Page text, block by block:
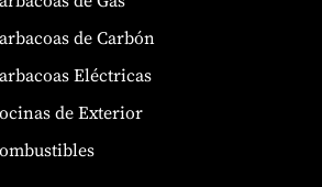
de Carbón
Eléctricas
de Exterior